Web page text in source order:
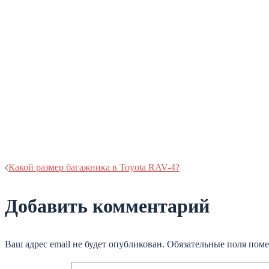
Навигация
записи
Какой размер багажника в Toyota RAV-4?
Добавить комментарий
Ваш адрес email не будет опубликован. Обязательные поля